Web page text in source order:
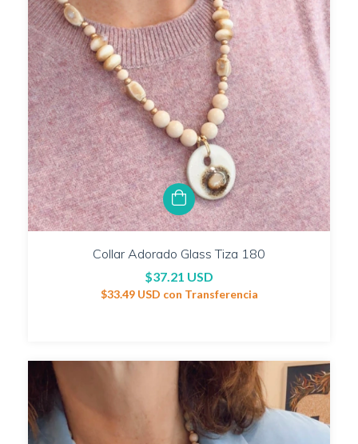
Collar Adorado Glass Tiza 180
$37.21 USD
$33.49 USD con Transferencia